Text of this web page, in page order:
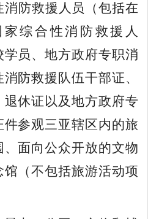
消防救援人员 （包括在
家综合性消防救援 人
学员 、地方政府专职消
消防救援队伍干部证、
退休证 以及地方政府专
件参观三亚辖区内的旅
面向公众开放的文物
（不包括旅游活动项